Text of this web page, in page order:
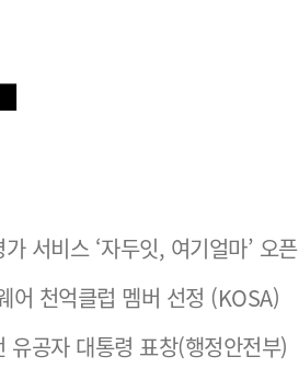
서비스 ‘자두잇, 여기얼마’ 오픈
어 천억클럽 멤버 선정 (KOSA)
유공자 대통령 표창(행정안전부)